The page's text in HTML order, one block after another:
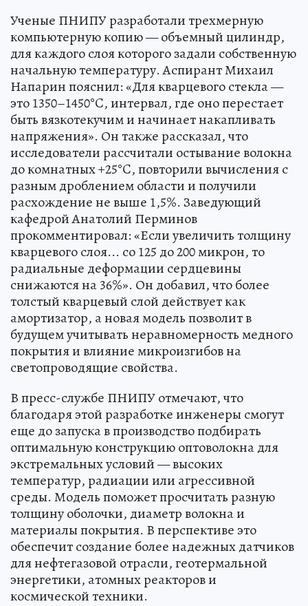
Ученые ПНИПУ разработали трехмерную
компьютерную копию — объемный цилиндр,
для каждого слоя которого задали собственную
начальную температуру. Аспирант Михаил
Напарин пояснил: «Для кварцевого стекла —
это 1350–1450°C, интервал, где оно перестает
быть вязкотекучим и начинает накапливать
напряжения». Он также рассказал, что
исследователи рассчитали остывание волокна
до комнатных +25°C, повторили вычисления с
разным дроблением области и получили
расхождение не выше 1,5%. Заведующий
кафедрой Анатолий Перминов
прокомментировал: «Если увеличить толщину
кварцевого слоя... со 125 до 200 микрон, то
радиальные деформации сердцевины
снижаются на 36%». Он добавил, что более
толстый кварцевый слой действует как
амортизатор, а новая модель позволит в
будущем учитывать неравномерность медного
покрытия и влияние микроизгибов на
светопроводящие свойства.
В пресс-службе ПНИПУ отмечают, что
благодаря этой разработке инженеры смогут
еще до запуска в производство подбирать
оптимальную конструкцию оптоволокна для
экстремальных условий — высоких
температур, радиации или агрессивной
среды. Модель поможет просчитать разную
толщину оболочки, диаметр волокна и
материалы покрытия. В перспективе это
обеспечит создание более надежных датчиков
для нефтегазовой отрасли, геотермальной
энергетики, атомных реакторов и
космической техники.